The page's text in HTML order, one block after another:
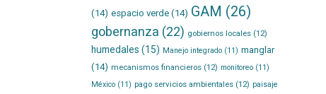
(14) espacio verde(14) GAM (26)
gobernanza (22) gobiernos locales(12)
humedales (15) Manejo integrado(11) manglar
(14) mecanismos financieros(12) monitoreo(11)
México(11) pago servicios ambientales(12) paisaje